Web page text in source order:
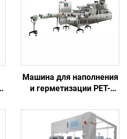
Машина для наполнения
и герметизации PET-
упаковки льда и
напитков